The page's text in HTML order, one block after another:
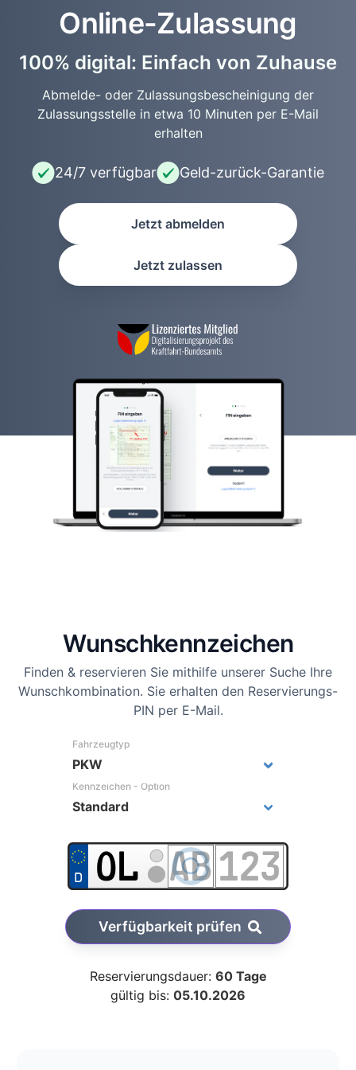
Online-Zulassung
100% digital: Einfach von Zuhause
Abmelde- oder Zulassungsbescheinigung der
Zulassungsstelle in etwa 10 Minuten per E-Mail
erhalten
24/7 verfügbar Geld-zurück-Garantie
Jetzt abmelden
Jetzt zulassen
Wunsch­kennzeichen
Finden & reservieren Sie mithilfe unserer Suche Ihre
Wunschkombination. Sie erhalten den Reservierungs-
PIN per E-Mail.
Fahrzeugtyp
Kennzeichen - Option
Verfügbarkeit prüfen
Reservierungsdauer: 60 Tage
gültig bis: 05.10.2026